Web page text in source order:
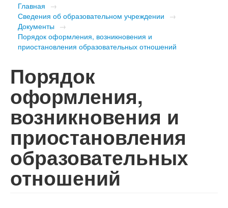
Главная →
Сведения об образовательном учреждении →
Документы →
Порядок оформления, возникновения и
приостановления образовательных отношений
Порядок
оформления,
возникновения и
приостановления
образовательных
отношений